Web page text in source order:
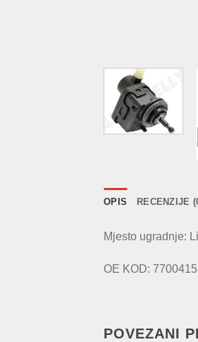
OPIS RECENZIJE
Mjesto ugradnje:
OE KOD:
POVEZANI